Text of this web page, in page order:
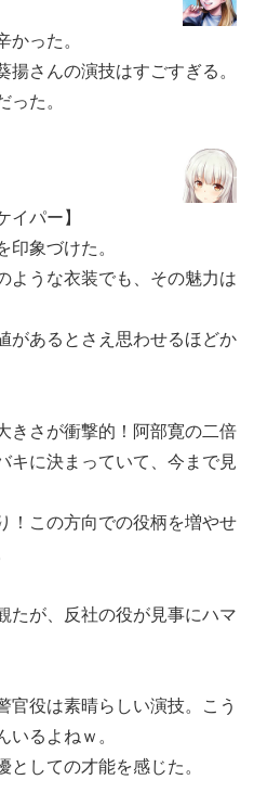
かった。
さんの演技はすごすぎる。
った。
イパー】
印象づけた。
ような衣装でも、その魅力は
があるとさえ思わせるほどか
きさが衝撃的！阿部寛の二倍
キに決まっていて、今まで見
！この方向での役柄を増やせ
たが、反社の役が見事にハマ
官役は素晴らしい演技。こう
いるよねｗ。
しての才能を感じた。